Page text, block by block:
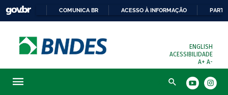
COMUNICA BR ACESSO À INFORMAÇÃO
ENGLISH
ACESSIBILIDADE
A+ A-
Busca